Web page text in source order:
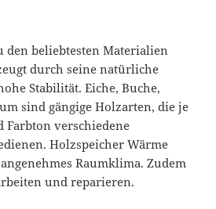
den beliebtesten Materialien
durch seine natürliche
Stabilität. Eiche, Buche,
sind gängige Holzarten, die je
Farbton verschiedene
Holzspeicher Wärme
Raumklima. Zudem
und reparieren.